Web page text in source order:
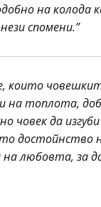
на колода
спомени.”
които
на топлота,
да
достойнство
любовта, за